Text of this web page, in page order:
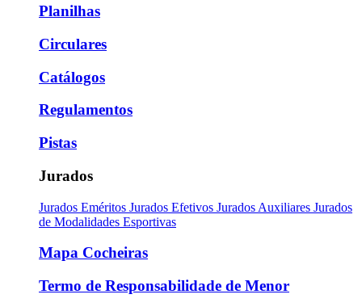
Planilhas
Circulares
Catálogos
Regulamentos
Pistas
Jurados
Jurados Eméritos Jurados Efetivos Jurados Auxiliares Jurados
de Modalidades Esportivas
Mapa Cocheiras
Termo de Responsabilidade de Menor